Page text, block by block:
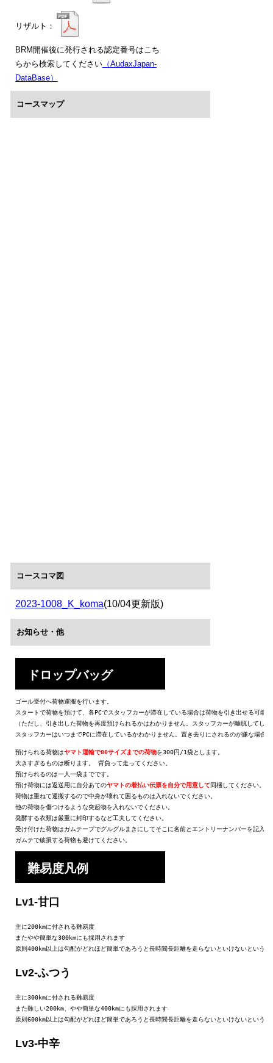
リザルト：
BRM開催後に発行される認定番号はこち
らから検索してください （AudaxJapan-
DataBase）
コースマップ
コースコマ図
2023-1008_K_koma(10/04更新版)
お知らせ・他
ドロップバッグ
ゴール受付へ荷物運搬を行います。
スタートで荷物を預けて、各PCでスタッフカーが滞在している場合は荷物を引き出せる可能
（ただし、引き出した荷物を再度預けられるかはわかりません。スタッフカーが離脱してし
スタッフカーはいつまでPCに滞在しているかわかりません。置き去りにされるのが嫌な場合
預けられる荷物はヤマト運輸で80サイズま​での荷物を​300円/1袋​とします。
大きすぎるものは断ります。 背負って走ってください。
預けられるのは一人一袋までです。
預け荷物には返送用に自分あてのヤマトの着払い伝票を自分で用意して​同梱してください。
荷物は重ねて運搬するので中身が壊れて困るものは入れないでください。
他の荷物を傷つけるような突起物を入れないでください。
発酵する衣類は厳重に封印するなど工夫してください。
受け付けた荷物はガムテープでグルグルまきにしてそこに名前とエントリーナンバーを記入し
ガムテで破損する荷物も避けてください。
難易度凡例
Lv1-甘口
主に200kmに付される難易度
またやや簡単な300kmにも採用されます
原則400km以上は勾配がどれほど簡単であろうと長時間長距離を走らないといけないという
Lv2-ふつう
主に300kmに付される難易度
また難しい200km、やや簡単な400kmにも採用されます
原則600km以上は勾配がどれほど簡単であろうと長時間長距離を走らないといけないという
Lv3-中辛